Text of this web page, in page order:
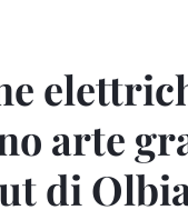
arte
di